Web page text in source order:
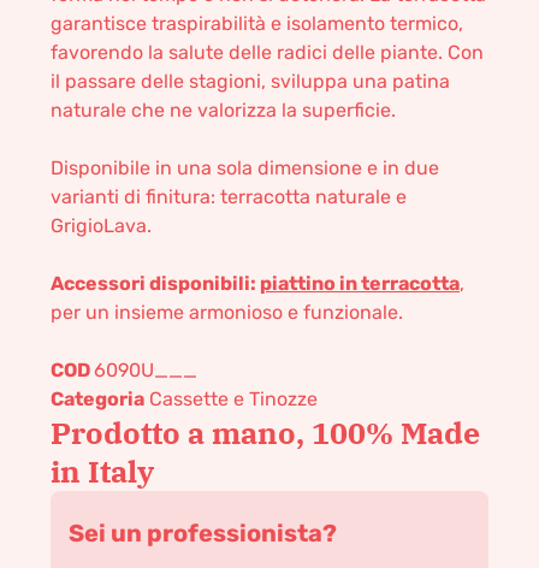
garantisce traspirabilità e isolamento termico,
favorendo la salute delle radici delle piante. Con
il passare delle stagioni, sviluppa una patina
naturale che ne valorizza la superficie.
Disponibile in una sola dimensione e in due
varianti di finitura: terracotta naturale e
GrigioLava.
Accessori disponibili: piattino in terracotta,
per un insieme armonioso e funzionale.
COD6090U___
Categoria Cassette e Tinozze
Prodotto a mano, 100% Made
in Italy
Sei un professionista?